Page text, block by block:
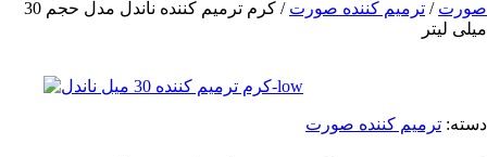
صورت / ترمیم کننده صورت
/ کرم ترمیم کننده ناندل مدل حجم 30
میلی لیتر
دسته: ترمیم کننده صورت